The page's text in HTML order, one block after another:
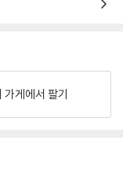
가게에서 팔기